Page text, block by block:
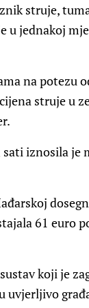
struje,
u jednakoj
na potezu
struje u
iznosila je
61 euro
koji je
uvjerljivo